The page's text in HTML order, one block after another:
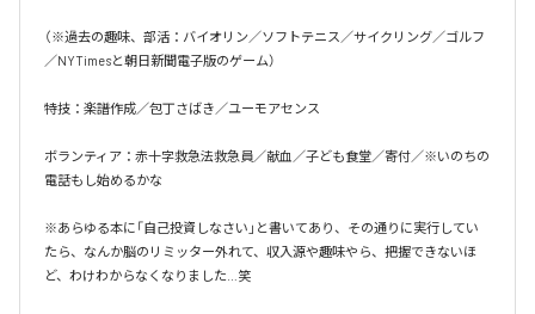
（※過去の趣味、部活：バイオリン／ソフトテニス／サイクリング／ゴルフ
／NYTimesと朝日新聞電子版のゲーム）
特技：楽譜作成／包丁さばき／ユーモアセンス
ボランティア：赤十字救急法救急員／献血／子ども食堂／寄付／※いのちの
電話もし始めるかな
※あらゆる本に「自己投資しなさい」と書いてあり、その通りに実行してい
たら、なんか脳のリミッター外れて、収入源や趣味やら、把握できないほ
ど、わけわからなくなりました…笑